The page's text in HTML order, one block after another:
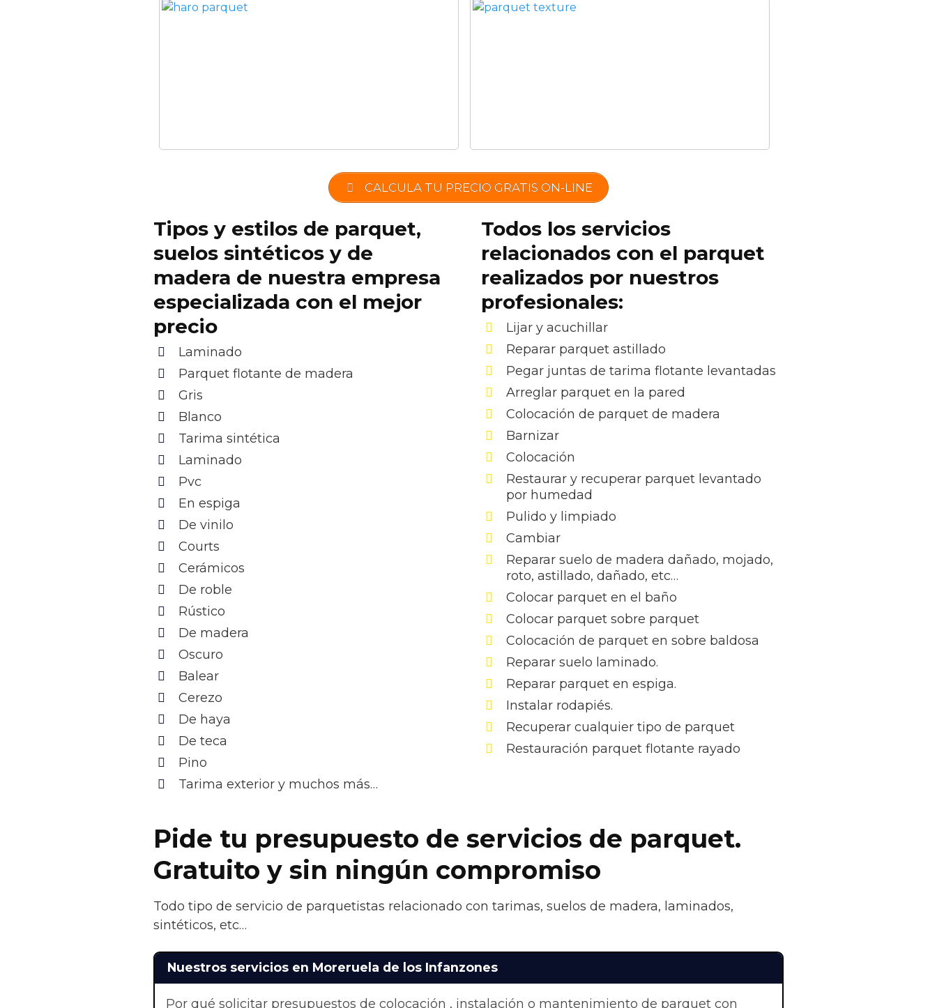
CALCULA TU PRECIO GRATIS ON-LINE
Tipos y estilos de parquet,
suelos sintéticos y de
madera de nuestra empresa
especializada con el mejor
precio
Laminado
Parquet flotante de madera
Gris
Blanco
Tarima sintética
Laminado
Pvc
En espiga
De vinilo
Courts
Cerámicos
De roble
Rústico
De madera
Oscuro
Balear
Cerezo
De haya
De teca
Pino
Tarima exterior y muchos más…
Todos los servicios
relacionados con el parquet
realizados por nuestros
profesionales:
Lijar y acuchillar
Reparar parquet astillado
Pegar juntas de tarima flotante levantadas
Arreglar parquet en la pared
Colocación de parquet de madera
Barnizar
Colocación
Restaurar y recuperar parquet levantado
por humedad
Pulido y limpiado
Cambiar
Reparar suelo de madera dañado, mojado,
roto, astillado, dañado, etc…
Colocar parquet en el baño
Colocar parquet sobre parquet
Colocación de parquet en sobre baldosa
Reparar suelo laminado.
Reparar parquet en espiga.
Instalar rodapiés.
Recuperar cualquier tipo de parquet
Restauración parquet flotante rayado
Pide tu presupuesto de servicios de parquet.
Gratuito y sin ningún compromiso
Todo tipo de servicio de parquetistas relacionado con tarimas, suelos de madera, laminados,
sintéticos, etc…
Nuestros servicios en Moreruela de los Infanzones
Por qué solicitar presupuestos de colocación , instalación o mantenimiento de parquet con